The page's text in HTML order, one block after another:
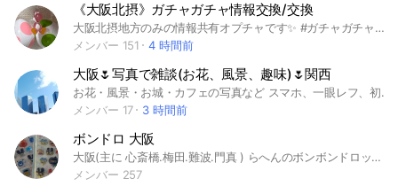
《大阪北摂》ガチャガチャ情報交換/交換
大阪北摂地方のみの情報共有オプチャです✨ #ガチャガチャ #めじるし #サンリオ #アニメ #ガチャ森 #シープラ #キャラクター #キーホルダー
メンバー 151
4 時間前
大阪🌷写真で雑談(お花、風景、趣味)🌷関西
お花・風景・お城・カフェの写真など スマホ、一眼レフ、初心者、写真を見るのが好きな方、関西以外の方も大歓迎！！ 撮影スポットやお花の開花状況、イベントの情報交換 趣味やコレクションの写真も 少人数でゆっくりお話し！(定員20名) #大阪 #兵庫 #京都 #奈良 #和歌山 #滋賀 #梅 #菜の花 #桜 #チューリップ #ネモフィラ #バラ #紫陽花 #ひまわり #コスモス #お花 #お城 #車 #バイク #ラーメン #うどん #スイーツ #マンホール #ポケふた #インコ #プラモデル #ガチャガチャ #ネイル #テーマパーク #ユニバーサルスタジオジャパン #ひらかたパーク#ひらパー #ネスタリゾート神戸 #ニンゲンノモリ#ONOKORO #姫路セントラルパーク #太秦映画村 #生駒山頂遊園地 #ポルトヨーロッパ #植物園 #鶴見緑地 #咲くやこの花館 #服部緑地 #久宝寺緑地 #靭公園 #城北公園 #毛馬桜之宮公園 #中之島公園 #大阪城公園 2024.09,04
メンバー 17
3 時間前
ボンドロ 大阪
大阪(主に 心斎橋.梅田.難波.門真 ) らへんのボンボンドロップシールの情報を共有したいです！ その他の地域でも大丈夫です！(ただし大阪だけ) よろしくお願いします！ ボンボンドロップシール、たまごっちシール ガチャガチャ などなど 情報共有しましょ！ #ボンボンドロップシール #シール #ボンドロ #大阪 #難波 #梅田 #門真 #心斎橋 #大阪全域 #たまごっち #たまごっちチョコブロックシール
メンバー 257